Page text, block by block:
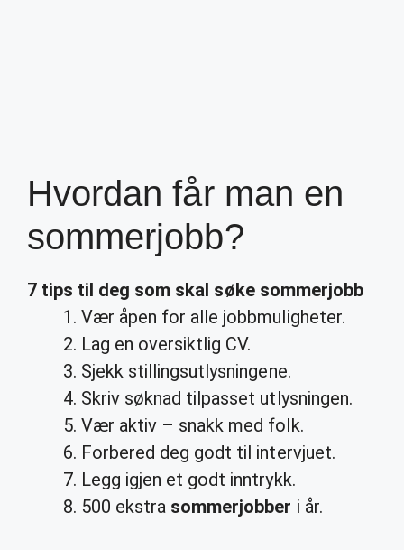
Hvordan får man en
sommerjobb?
7 tips til deg som skal søke sommerjobb
Vær åpen for alle jobbmuligheter.
Lag en oversiktlig CV.
Sjekk stillingsutlysningene.
Skriv søknad tilpasset utlysningen.
Vær aktiv – snakk med folk.
Forbered deg godt til intervjuet.
Legg igjen et godt inntrykk.
500 ekstra sommerjobber i år.